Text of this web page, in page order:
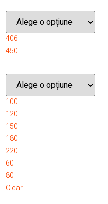
406
450
100
120
150
180
220
60
80
Clear